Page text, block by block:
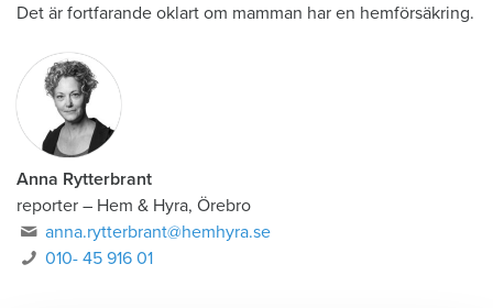
Det är fortfarande oklart om mamman har en hemförsäkring.
Anna Rytterbrant
reporter – Hem & Hyra, Örebro
anna.rytterbrant@hemhyra.se
010- 45 916 01